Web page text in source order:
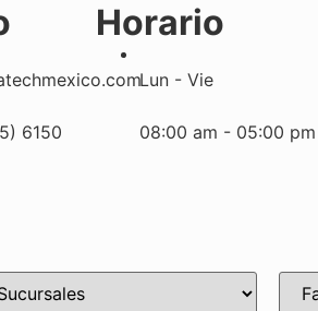
6150
Horario
Lun - Vie
08:00 am - 05:00 pm